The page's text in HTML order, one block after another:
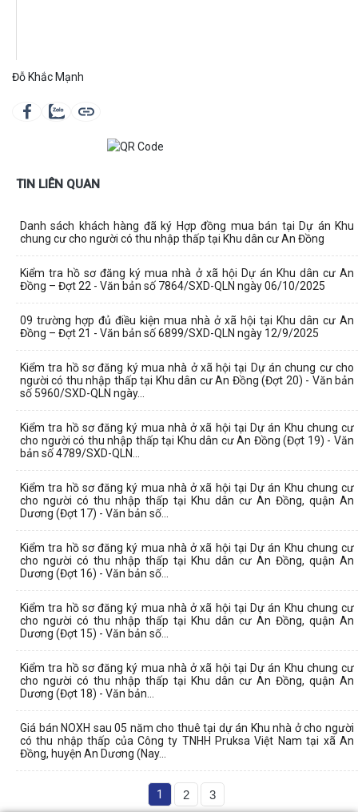
Đỗ Khắc Mạnh
TIN LIÊN QUAN
Danh sách khách hàng đã ký Hợp đồng mua bán tại Dự án Khu
chung cư cho người có thu nhập thấp tại Khu dân cư An Đồng
Kiểm tra hồ sơ đăng ký mua nhà ở xã hội Dự án Khu dân cư An
Đồng – Đợt 22 - Văn bản số 7864/SXD-QLN ngày 06/10/2025
09 trường hợp đủ điều kiện mua nhà ở xã hội tại Khu dân cư An
Đồng – Đợt 21 - Văn bản số 6899/SXD-QLN ngày 12/9/2025
Kiểm tra hồ sơ đăng ký mua nhà ở xã hội tại Dự án chung cư cho
người có thu nhập thấp tại Khu dân cư An Đồng (Đợt 20) - Văn bản
số 5960/SXD-QLN ngày...
Kiểm tra hồ sơ đăng ký mua nhà ở xã hội tại Dự án Khu chung cư
cho người có thu nhập thấp tại Khu dân cư An Đồng (Đợt 19) - Văn
bản số 4789/SXD-QLN...
Kiểm tra hồ sơ đăng ký mua nhà ở xã hội tại Dự án Khu chung cư
cho người có thu nhập thấp tại Khu dân cư An Đồng, quận An
Dương (Đợt 17) - Văn bản số...
Kiểm tra hồ sơ đăng ký mua nhà ở xã hội tại Dự án Khu chung cư
cho người có thu nhập thấp tại Khu dân cư An Đồng, quận An
Dương (Đợt 16) - Văn bản số...
Kiểm tra hồ sơ đăng ký mua nhà ở xã hội tại Dự án Khu chung cư
cho người có thu nhập thấp tại Khu dân cư An Đồng, quận An
Dương (Đợt 15) - Văn bản số...
Kiểm tra hồ sơ đăng ký mua nhà ở xã hội tại Dự án Khu chung cư
cho người có thu nhập thấp tại Khu dân cư An Đồng, quận An
Dương (Đợt 18) - Văn bản...
Giá bán NOXH sau 05 năm cho thuê tại dự án Khu nhà ở cho người
có thu nhập thấp của Công ty TNHH Pruksa Việt Nam tại xã An
Đồng, huyện An Dương (Nay...
1 2 3